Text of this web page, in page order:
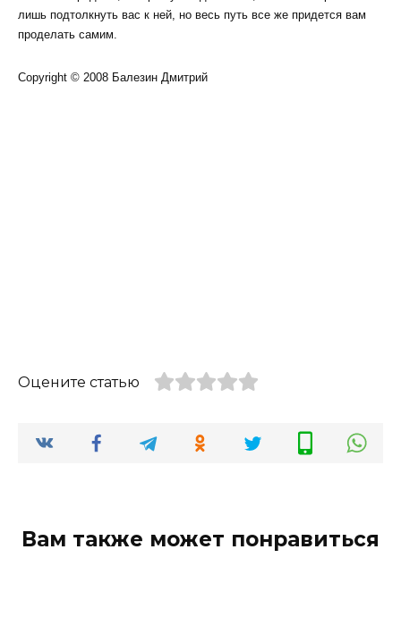
лишь подтолкнуть вас к ней, но весь путь все же придется вам
проделать самим.
Copyright © 2008 Балезин Дмитрий
Оцените статью
Вам также может понравиться